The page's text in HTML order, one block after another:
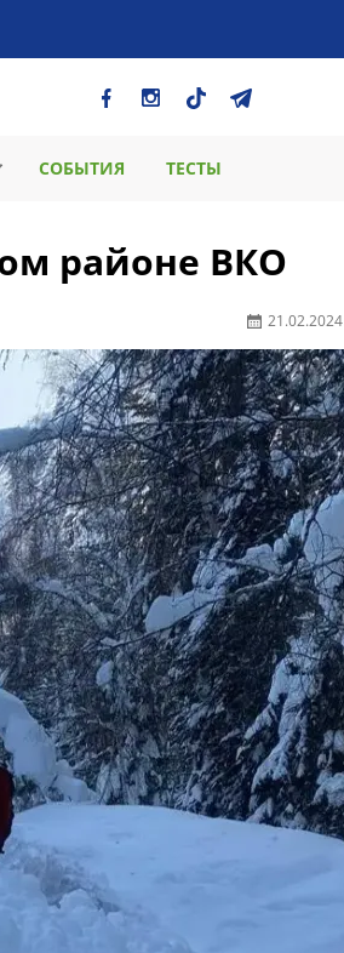
СОБЫТИЯ ТЕСТЫ
районе ВКО
21.02.2024